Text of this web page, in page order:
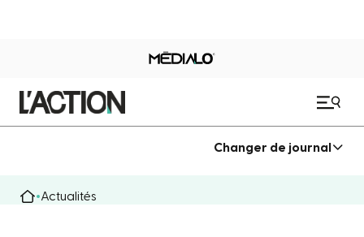
Changer de journal
Actualités